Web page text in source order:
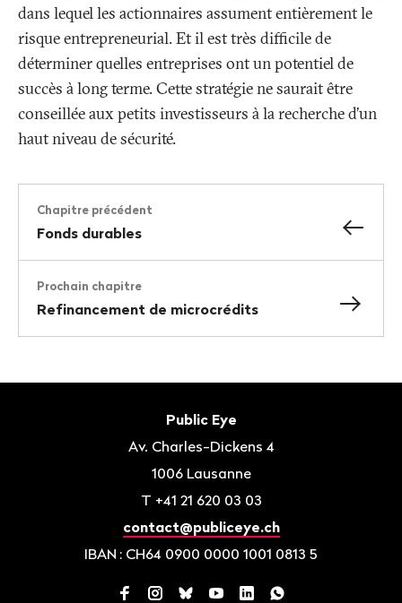
dans lequel les actionnaires assument entièrement le
risque entrepreneurial. Et il est très difficile de
déterminer quelles entreprises ont un potentiel de
succès à long terme. Cette stratégie ne saurait être
conseillée aux petits investisseurs à la recherche d’un
haut niveau de sécurité.
Chapitre précédent
Fonds durables
Prochain chapitre
Refinancement de microcrédits
Public Eye
Av. Charles-Dickens 4
1006 Lausanne
T +41 21 620 03 03
contact@publiceye.ch
IBAN : CH64 0900 0000 1001 0813 5
Facebook
Instagram
BlueskyYouTube
LinkedInWhatsApp